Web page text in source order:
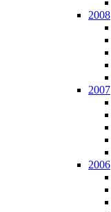
2008
2007
2006